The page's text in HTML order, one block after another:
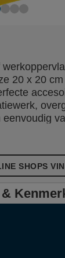
20 x 20
eenvoudig
perfect
deze
SHOPS